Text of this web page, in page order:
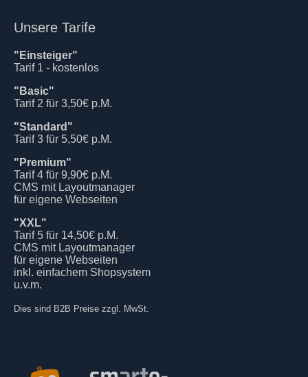
Unsere Tarife
"Einsteiger"
Tarif 1 - kostenlos
"Basic"
Tarif 2 für 3,50€ p.M.
"Standard"
Tarif 3 für 5,50€ p.M.
"Premium"
Tarif 4 für 9,90€ p.M.
CMS mit Layoutmanager
für eigene Webseiten
"XXL"
Tarif 5 für 14,50€ p.M.
CMS mit Layoutmanager
für eigene Webseiten
inkl. einfachem Shopsystem
u.v.m.
Dies sind B2B Preise zzgl. MwSt.